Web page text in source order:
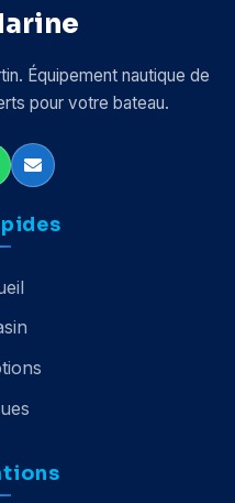
Équipement nautique de
pour votre bateau.